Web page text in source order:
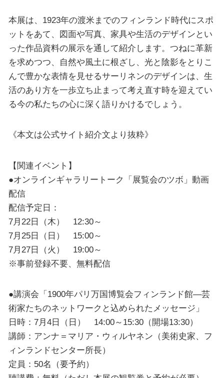
本展は、1923年の渡米までのフィンランド時代にスポ
ットをあて、図面や写真、家具や生活のデザインとい
った作品資料の展示を通して紹介します。つねに革新
を求めつつ、自然や風土に根ざし、光と陰影をとりこ
んで豊かな表情を見せるサーリネンのデザインは、生
活のあり方を一歩立ち止まって考え直す時を迎えてい
る今の私たちの心に深く語りかけるでしょう。
《本文は公式サイト紹介文より抜粋》
【関連イベント】
●オンラインギャラリートーク「展覧会のツボ」動画
配信
配信予定日：
7月22日（木） 12:30～
7月25日（日） 15:00～
7月27日（火） 19:00～
※事前登録不要、無料配信
●講演会「1900年パリ万国博覧会フィンランド館―芸
術家たちのネットワークと込められたメッセージ」
日時：7月4日（日） 14:00～15:30（開場13:30）
講師：アンナ＝マリア・ウィルヤネン（美術史家、フ
ィンランドセンター所長）
定員：50名（要予約）